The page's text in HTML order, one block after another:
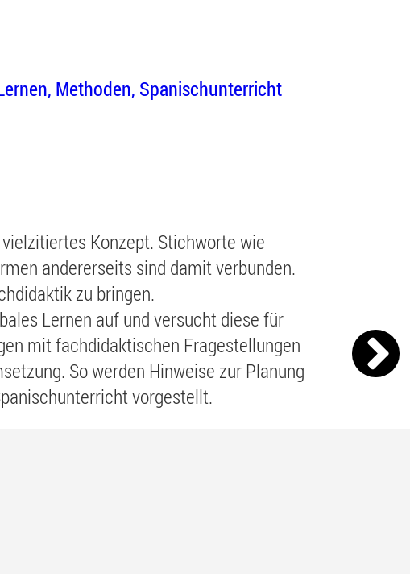
Methoden Spanischunterricht
Konzept. Stichworte wie
andererseits sind damit verbunden.
zu bringen.
Lernen auf und versucht diese für
mit fachdidaktischen Fragestellungen
So werden Hinweise zur Planung
vorgestellt.